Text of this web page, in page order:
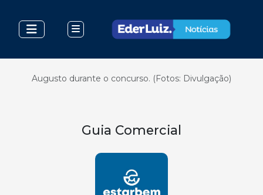
Augusto durante o concurso. (Fotos: Divulgação)
Guia Comercial